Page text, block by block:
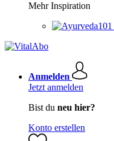
Mehr Inspiration
Anmelden
Jetzt anmelden
Bist du neu hier?
Konto erstellen